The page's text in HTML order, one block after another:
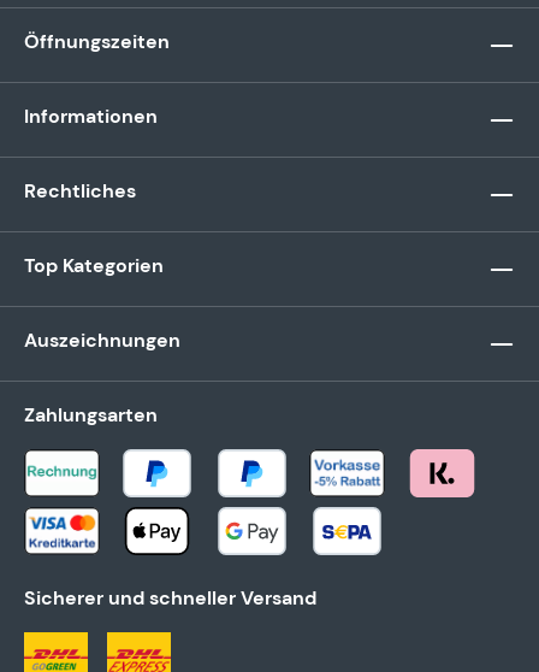
Öffnungszeiten
Informationen
Rechtliches
Top Kategorien
Auszeichnungen
Zahlungsarten
Sicherer und schneller Versand